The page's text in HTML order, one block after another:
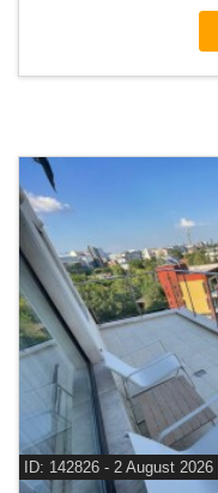
ID: 142826 - 2 August 2026